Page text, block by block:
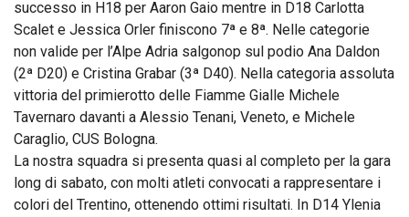
successo in H18 per Aaron Gaio mentre in D18 Carlotta
Scalet e Jessica Orler finiscono 7ª e 8ª. Nelle categorie
non valide per l’Alpe Adria salgonop sul podio Ana Daldon
(2ª D20) e Cristina Grabar (3ª D40). Nella categoria assoluta
vittoria del primierotto delle Fiamme Gialle Michele
Tavernaro davanti a Alessio Tenani, Veneto, e Michele
Caraglio, CUS Bologna.
La nostra squadra si presenta quasi al completo per la gara
long di sabato, con molti atleti convocati a rappresentare i
colori del Trentino, ottenendo ottimi risultati. In D14 Ylenia